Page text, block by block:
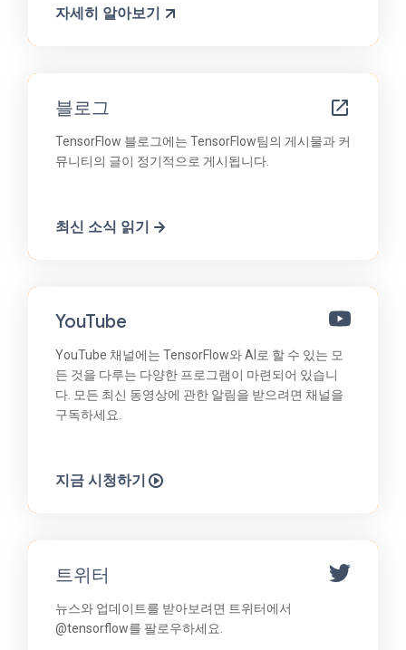
자세히 알아보기
블로그
TensorFlow 블로그에는 TensorFlow팀의 게시물과 커
뮤니티의 글이 정기적으로 게시됩니다.
최신 소식 읽기
YouTube
YouTube 채널에는 TensorFlow와 AI로 할 수 있는 모
든 것을 다루는 다양한 프로그램이 마련되어 있습니
다. 모든 최신 동영상에 관한 알림을 받으려면 채널을
구독하세요.
지금 시청하기
트위터
뉴스와 업데이트를 받아보려면 트위터에서
@tensorflow를 팔로우하세요.